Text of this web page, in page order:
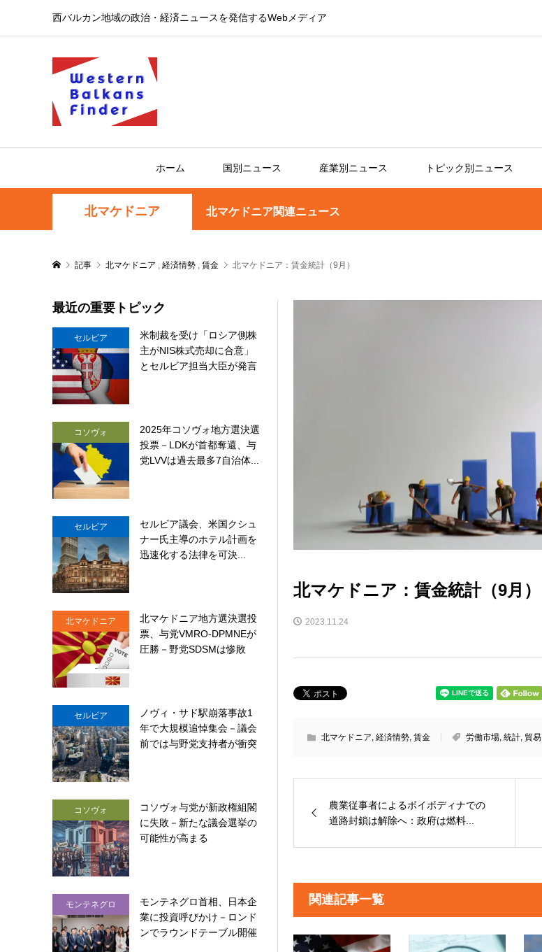
西バルカン地域の政治・経済ニュースを発信するWebメディア
ホーム 国別ニュース 産業別ニュース トピック別ニュース
北マケドニア 北マケドニア関連ニュース
記事 北マケドニア 経済情勢 賃金 北マケドニア：賃金統計（9月）
北マケドニア：賃金統計（9月）
2023.11.24
北マケドニア 経済情勢, 賃金 労働市場, 統計, 貿易
農業従事者によるボイボディナでの
道路封鎖は解除へ：政府は燃料...
関連記事一覧
最近の重要トピック
セルビア
米制裁を受け「ロシア側株
主がNIS株式売却に合意」
とセルビア担当大臣が発言
コソヴォ
2025年コソヴォ地方選決選
投票－LDKが首都奪還、与
党LVVは過去最多7自治体...
セルビア
セルビア議会、米国クシュ
ナー氏主導のホテル計画を
迅速化する法律を可決...
北マケドニア
北マケドニア地方選決選投
票、与党VMRO-DPMNEが
圧勝－野党SDSMは惨敗
セルビア
ノヴィ・サド駅崩落事故1
年で大規模追悼集会－議会
前では与野党支持者が衝突
コソヴォ
コソヴォ与党が新政権組閣
に失敗－新たな議会選挙の
可能性が高まる
モンテネグロ
モンテネグロ首相、日本企
業に投資呼びかけ－ロンド
ンでラウンドテーブル開催